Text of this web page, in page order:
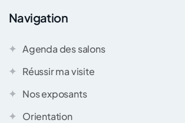
Navigation
Agenda des salons
Réussir ma visite
Nos exposants
Orientation